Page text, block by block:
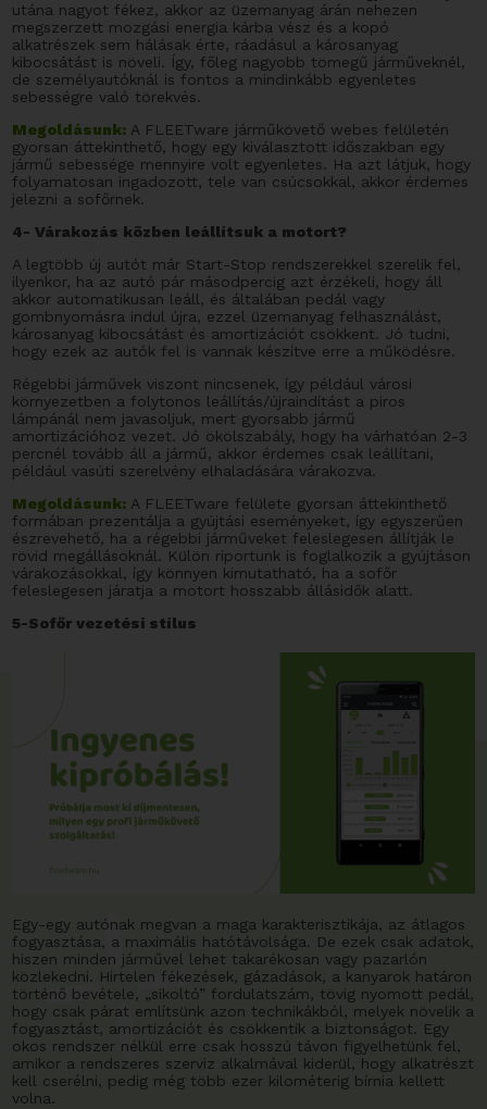
utána nagyot fékez, akkor az üzemanyag árán nehezen
megszerzett mozgási energia kárba vész és a kopó
alkatrészek sem hálásak érte, ráadásul a károsanyag
kibocsátást is növeli. Így, főleg nagyobb tömegű járműveknél,
de személyautóknál is fontos a mindinkább egyenletes
sebességre való törekvés.
Megoldásunk: A FLEETware járműkövető webes felületén
gyorsan áttekinthető, hogy egy kiválasztott időszakban egy
jármű sebessége mennyire volt egyenletes. Ha azt látjuk, hogy
folyamatosan ingadozott, tele van csúcsokkal, akkor érdemes
jelezni a sofőrnek.
4- Várakozás közben leállítsuk a motort?
A legtöbb új autót már Start-Stop rendszerekkel szerelik fel,
ilyenkor, ha az autó pár másodpercig azt érzékeli, hogy áll
akkor automatikusan leáll, és általában pedál vagy
gombnyomásra indul újra, ezzel üzemanyag felhasználást,
károsanyag kibocsátást és amortizációt csökkent. Jó tudni,
hogy ezek az autók fel is vannak készítve erre a működésre.
Régebbi járművek viszont nincsenek, így például városi
környezetben a folytonos leállítás/újraindítást a piros
lámpánál nem javasoljuk, mert gyorsabb jármű
amortizációhoz vezet. Jó ökölszabály, hogy ha várhatóan 2-3
percnél tovább áll a jármű, akkor érdemes csak leállítani,
például vasúti szerelvény elhaladására várakozva.
Megoldásunk: A FLEETware felülete gyorsan áttekinthető
formában prezentálja a gyújtási eseményeket, így egyszerűen
észrevehető, ha a régebbi járműveket feleslegesen állítják le
rövid megállásoknál. Külön riportunk is foglalkozik a gyújtáson
várakozásokkal, így könnyen kimutatható, ha a sofőr
feleslegesen járatja a motort hosszabb állásidők alatt.
5-Sofőr vezetési stílus
Egy-egy autónak megvan a maga karakterisztikája, az átlagos
fogyasztása, a maximális hatótávolsága. De ezek csak adatok,
hiszen minden járművel lehet takarékosan vagy pazarlón
közlekedni. Hirtelen fékezések, gázadások, a kanyarok határon
történő bevétele, „sikoltó” fordulatszám, tövig nyomott pedál,
hogy csak párat említsünk azon technikákból, melyek növelik a
fogyasztást, amortizációt és csökkentik a biztonságot. Egy
okos rendszer nélkül erre csak hosszú távon figyelhetünk fel,
amikor a rendszeres szerviz alkalmával kiderül, hogy alkatrészt
kell cserélni, pedig még több ezer kilométerig bírnia kellett
volna.